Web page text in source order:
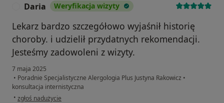
Daria Weryfikacja wizyty
Lekarz bardzo szczegółowo wyjaśnił historię
choroby. i udzielił przydatnych rekomendacji.
Jesteśmy zadowoleni z wizyty.
7 maja 2025
• Poradnie Specjalistyczne Alergologia Plus Justyna Rakowicz •
konsultacja internistyczna
• w opinii użytkownika Daria
zgłoś nadużycie